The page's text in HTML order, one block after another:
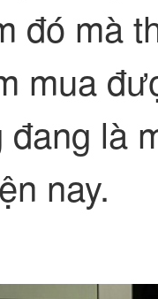
đó mà
mua
là
nay.